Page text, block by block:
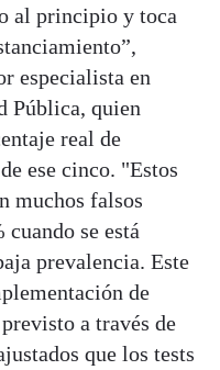
al principio y toca
especialista en
Pública, quien
real de
ese cinco. "Estos
muchos falsos
se está
prevalencia. Este
de
a través de
que los tests